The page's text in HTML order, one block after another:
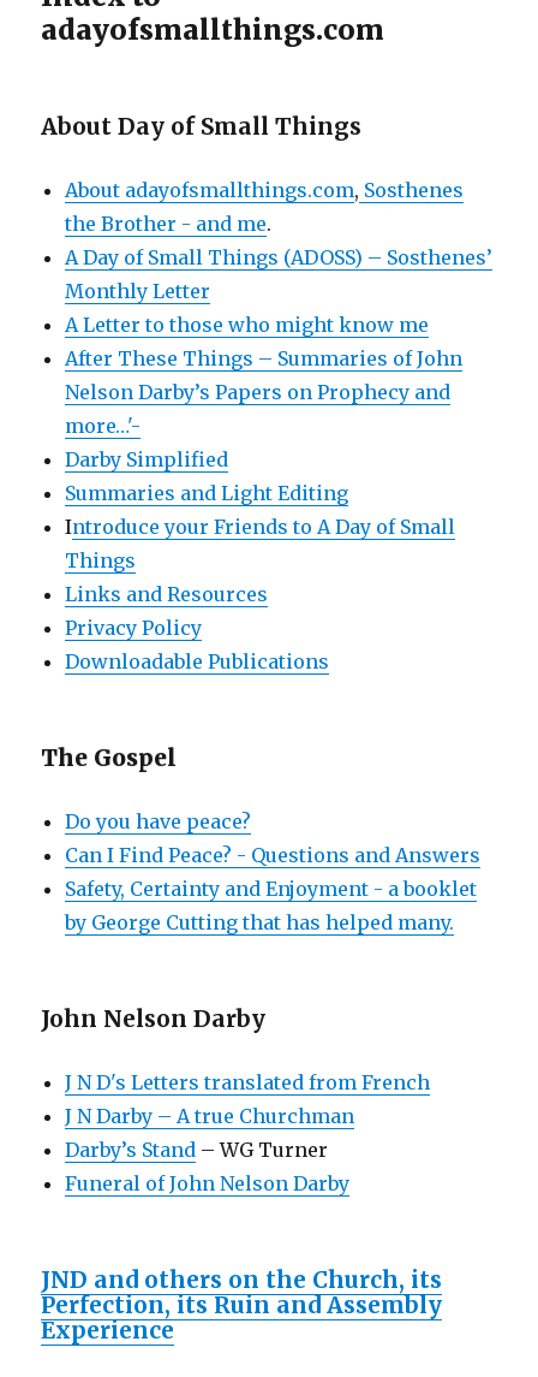
adayofsmallthings.com
About Day of Small Things
About adayofsmallthings.com, Sosthenes
the Brother - and me.
A Day of Small Things (ADOSS) – Sosthenes’
Monthly Letter
A Letter to those who might know me
After These Things – Summaries of John
Nelson Darby’s Papers on Prophecy and
more…'-
Darby Simplified
Summaries and Light Editing
Introduce your Friends to A Day of Small
Things
Links and Resources
Privacy Policy
Downloadable Publications
The Gospel
Do you have peace?
Can I Find Peace? - Questions and Answers
Safety, Certainty and Enjoyment - a booklet
by George Cutting that has helped many.
John Nelson Darby
J N D's Letters translated from French
J N Darby – A true Churchman
Darby’s Stand – WG Turner
Funeral of John Nelson Darby
JND and others on the Church, its
Perfection, its Ruin and Assembly
Experience